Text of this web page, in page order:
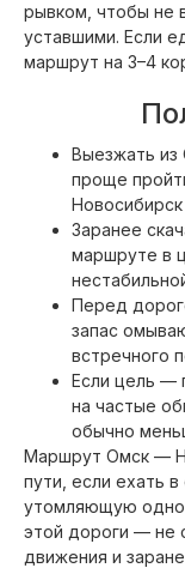
рывком, чтобы не
уставшими. Если
маршрут на 3–4
Выезжать из
проще
Новосибирск
Заранее
маршруте в
Перед
запас
встречного
Если цель —
на частые
обычно
Маршрут Омск —
пути, если ехать
утомляющую
этой дороги — не
движения и